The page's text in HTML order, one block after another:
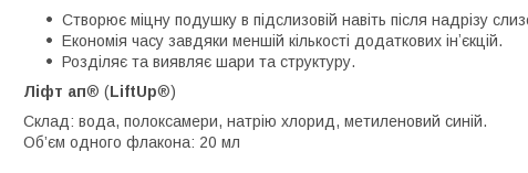
Створює міцну подушку в підслизовій навіть після надрізу
Економія часу завдяки меншій кількості додаткових інʼєкцій.
Розділяє та виявляє шари та структуру.
Ліфт ап® (LiftUp®)
Склад: вода, полоксамери, натрію хлорид, метиленовий синій.
Об’єм одного флакона: 20 мл